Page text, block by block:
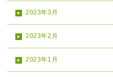
2023年3月
2023年2月
2023年1月